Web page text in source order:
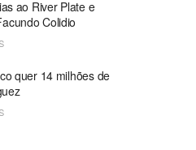
ao River Plate e
Colidio
quer 14 milhões de